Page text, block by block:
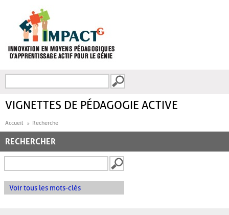
FORMULAIRE DE
VIGNETTES DE PÉDAGOGIE ACTIVE
Accueil Recherche
RECHERCHER
Voir tous les mots-clés